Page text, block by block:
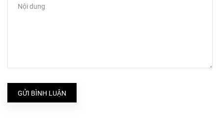
GỬI BÌNH LUẬN